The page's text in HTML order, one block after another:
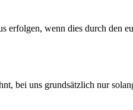
erfolgen, wenn dies durch den
bei uns grundsätzlich nur